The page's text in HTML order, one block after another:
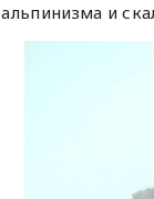
альпинизма и